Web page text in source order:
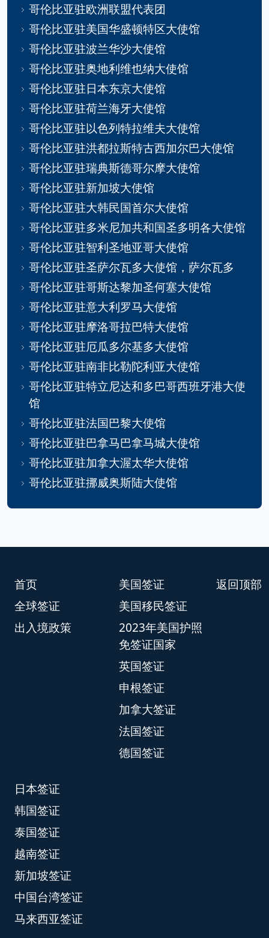
哥伦比亚驻欧洲联盟代表团
哥伦比亚驻美国华盛顿特区大使馆
哥伦比亚驻波兰华沙大使馆
哥伦比亚驻奥地利维也纳大使馆
哥伦比亚驻日本东京大使馆
哥伦比亚驻荷兰海牙大使馆
哥伦比亚驻以色列特拉维夫大使馆
哥伦比亚驻洪都拉斯特古西加尔巴大使馆
哥伦比亚驻瑞典斯德哥尔摩大使馆
哥伦比亚驻新加坡大使馆
哥伦比亚驻大韩民国首尔大使馆
哥伦比亚驻多米尼加共和国圣多明各大使馆
哥伦比亚驻智利圣地亚哥大使馆
哥伦比亚驻圣萨尔瓦多大使馆，萨尔瓦多
哥伦比亚驻哥斯达黎加圣何塞大使馆
哥伦比亚驻意大利罗马大使馆
哥伦比亚驻摩洛哥拉巴特大使馆
哥伦比亚驻厄瓜多尔基多大使馆
哥伦比亚驻南非比勒陀利亚大使馆
哥伦比亚驻特立尼达和多巴哥西班牙港大使
馆
哥伦比亚驻法国巴黎大使馆
哥伦比亚驻巴拿马巴拿马城大使馆
哥伦比亚驻加拿大渥太华大使馆
哥伦比亚驻挪威奥斯陆大使馆
返回顶部
首页
全球签证
出入境政策
美国签证
美国移民签证
2023年美国护照
免签证国家
英国签证
申根签证
加拿大签证
法国签证
德国签证
日本签证
韩国签证
泰国签证
越南签证
新加坡签证
中国台湾签证
马来西亚签证